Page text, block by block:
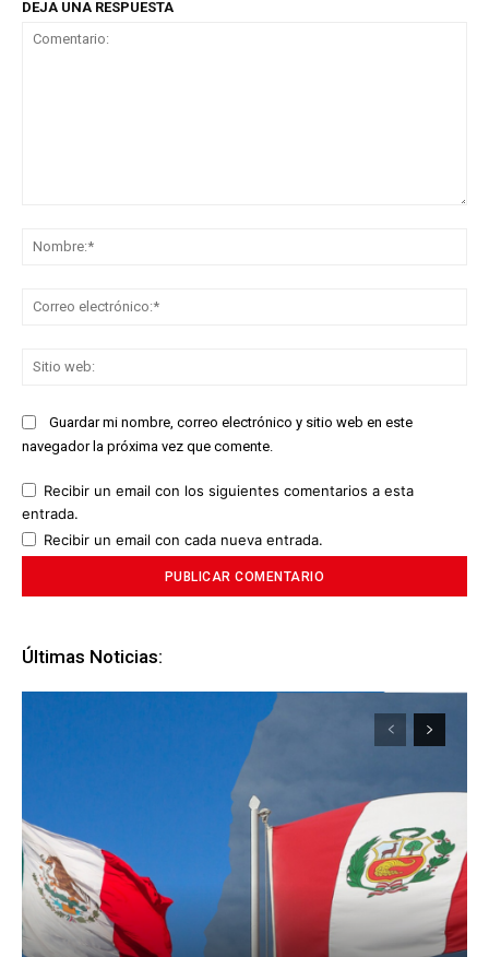
DEJA UNA RESPUESTA
Guardar mi nombre, correo electrónico y sitio web en este
navegador la próxima vez que comente.
Recibir un email con los siguientes comentarios a esta
entrada.
Recibir un email con cada nueva entrada.
Últimas Noticias: